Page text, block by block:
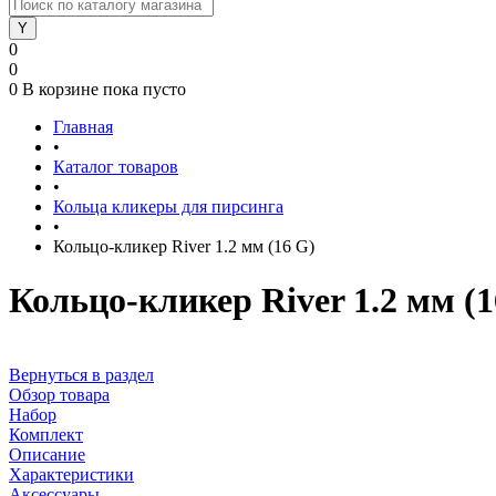
0
0
0 В корзине пока пусто
Главная
•
Каталог товаров
•
Кольца кликеры для пирсинга
•
Кольцо-кликер River 1.2 мм (16 G)
Кольцо-кликер River 1.2 мм
Вернуться в раздел
Обзор товара
Набор
Комплект
Описание
Характеристики